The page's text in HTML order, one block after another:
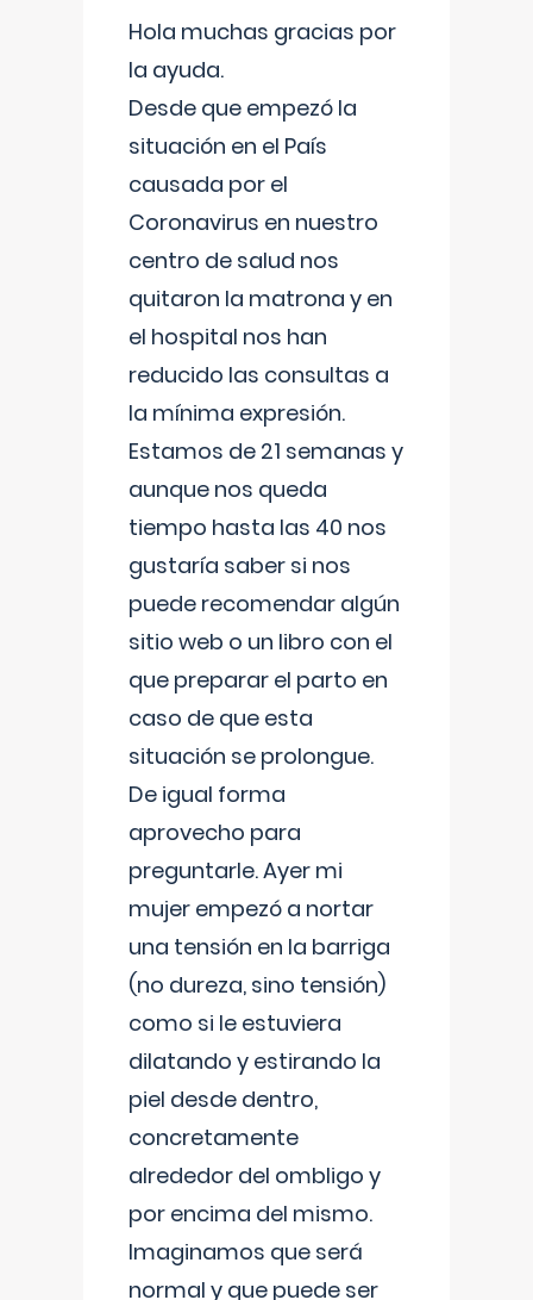
Hola muchas gracias por
la ayuda.
Desde que empezó la
situación en el País
causada por el
Coronavirus en nuestro
centro de salud nos
quitaron la matrona y en
el hospital nos han
reducido las consultas a
la mínima expresión.
Estamos de 21 semanas y
aunque nos queda
tiempo hasta las 40 nos
gustaría saber si nos
puede recomendar algún
sitio web o un libro con el
que preparar el parto en
caso de que esta
situación se prolongue.
De igual forma
aprovecho para
preguntarle. Ayer mi
mujer empezó a nortar
una tensión en la barriga
(no dureza, sino tensión)
como si le estuviera
dilatando y estirando la
piel desde dentro,
concretamente
alrededor del ombligo y
por encima del mismo.
Imaginamos que será
normal y que puede ser